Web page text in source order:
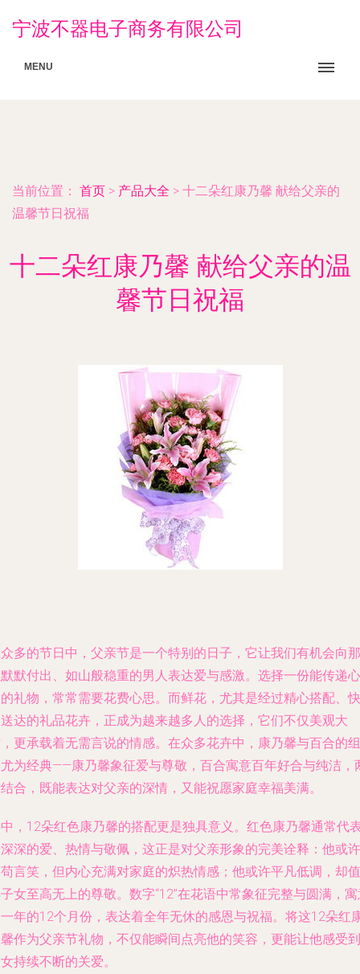
宁波不器电子商务有限公司
MENU
当前位置： 首页 > 产品大全 > 十二朵红康乃馨 献给父亲的
温馨节日祝福
十二朵红康乃馨 献给父亲的温
馨节日祝福
多的节日中，父亲节是一个特别的日子，它让我们有机会向那
默付出、如山般稳重的男人表达爱与感激。选择一份能传递心
礼物，常常需要花费心思。而鲜花，尤其是经过精心搭配、快
达的礼品花卉，正成为越来越多人的选择，它们不仅美观大
更承载着无需言说的情感。在众多花卉中，康乃馨与百合的组
为经典——康乃馨象征爱与尊敬，百合寓意百年好合与纯洁，
合，既能表达对父亲的深情，又能祝愿家庭幸福美满。
，12朵红色康乃馨的搭配更是独具意义。红色康乃馨通常代
深的爱、热情与敬佩，这正是对父亲形象的完美诠释：他或许
言笑，但内心充满对家庭的炽热情感；他或许平凡低调，却值
女至高无上的尊敬。数字“12”在花语中常象征完整与圆满，
年的12个月份，表达着全年无休的感恩与祝福。将这12朵红
作为父亲节礼物，不仅能瞬间点亮他的笑容，更能让他感受到
持续不断的关爱。